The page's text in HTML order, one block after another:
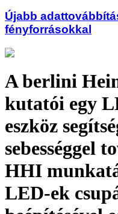
Újabb
fényforrásokkal
A berlini
kutatói egy
eszköz
sebességgel
HHI
LED-ek